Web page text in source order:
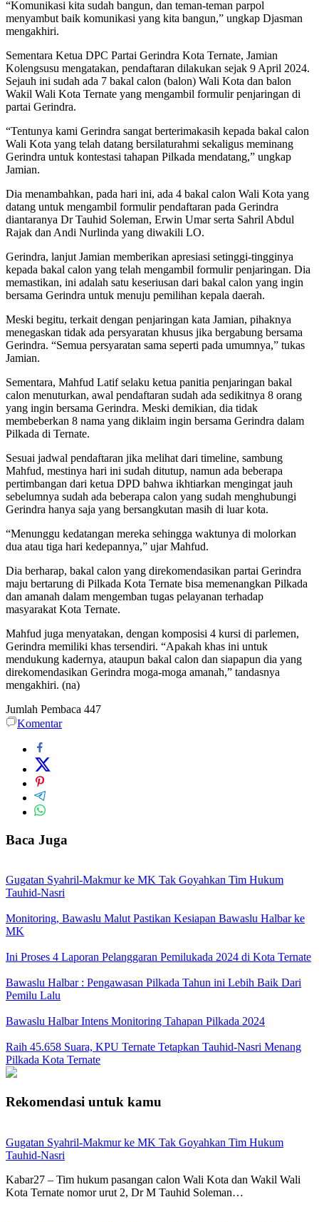
“Komunikasi kita sudah bangun, dan teman-teman parpol
menyambut baik komunikasi yang kita bangun,” ungkap Djasman
mengakhiri.
Sementara Ketua DPC Partai Gerindra Kota Ternate, Jamian
Kolengsusu mengatakan, pendaftaran dilakukan sejak 9 April 2024.
Sejauh ini sudah ada 7 bakal calon (balon) Wali Kota dan balon
Wakil Wali Kota Ternate yang mengambil formulir penjaringan di
partai Gerindra.
“Tentunya kami Gerindra sangat berterimakasih kepada bakal calon
Wali Kota yang telah datang bersilaturahmi sekaligus meminang
Gerindra untuk kontestasi tahapan Pilkada mendatang,” ungkap
Jamian.
Dia menambahkan, pada hari ini, ada 4 bakal calon Wali Kota yang
datang untuk mengambil formulir pendaftaran pada Gerindra
diantaranya Dr Tauhid Soleman, Erwin Umar serta Sahril Abdul
Rajak dan Andi Nurlinda yang diwakili LO.
Gerindra, lanjut Jamian memberikan apresiasi setinggi-tingginya
kepada bakal calon yang telah mengambil formulir penjaringan. Dia
memastikan, ini adalah satu keseriusan dari bakal calon yang ingin
bersama Gerindra untuk menuju pemilihan kepala daerah.
Meski begitu, terkait dengan penjaringan kata Jamian, pihaknya
menegaskan tidak ada persyaratan khusus jika bergabung bersama
Gerindra. “Semua persyaratan sama seperti pada umumnya,” tukas
Jamian.
Sementara, Mahfud Latif selaku ketua panitia penjaringan bakal
calon menuturkan, awal pendaftaran sudah ada sedikitnya 8 orang
yang ingin bersama Gerindra. Meski demikian, dia tidak
membeberkan 8 nama yang diklaim ingin bersama Gerindra dalam
Pilkada di Ternate.
Sesuai jadwal pendaftaran jika melihat dari timeline, sambung
Mahfud, mestinya hari ini sudah ditutup, namun ada beberapa
pertimbangan dari ketua DPD bahwa ikhtiarkan mengingat jauh
sebelumnya sudah ada beberapa calon yang sudah menghubungi
Gerindra hanya saja yang bersangkutan masih di luar kota.
“Menunggu kedatangan mereka sehingga waktunya di molorkan
dua atau tiga hari kedepannya,” ujar Mahfud.
Dia berharap, bakal calon yang direkomendasikan partai Gerindra
maju bertarung di Pilkada Kota Ternate bisa memenangkan Pilkada
dan amanah dalam mengemban tugas pelayanan terhadap
masyarakat Kota Ternate.
Mahfud juga menyatakan, dengan komposisi 4 kursi di parlemen,
Gerindra memiliki khas tersendiri. “Apakah khas ini untuk
mendukung kadernya, ataupun bakal calon dan siapapun dia yang
direkomendasikan Gerindra moga-moga amanah,” tandasnya
mengakhiri. (na)
Jumlah Pembaca 447
Komentar
Baca Juga
Gugatan Syahril-Makmur ke MK Tak Goyahkan Tim Hukum
Tauhid-Nasri
Monitoring, Bawaslu Malut Pastikan Kesiapan Bawaslu Halbar ke
MK
Ini Proses 4 Laporan Pelanggaran Pemilukada 2024 di Kota Ternate
Bawaslu Halbar : Pengawasan Pilkada Tahun ini Lebih Baik Dari
Pemilu Lalu
Bawaslu Halbar Intens Monitoring Tahapan Pilkada 2024
Raih 45.658 Suara, KPU Ternate Tetapkan Tauhid-Nasri Menang
Pilkada Kota Ternate
Rekomendasi untuk kamu
Gugatan Syahril-Makmur ke MK Tak Goyahkan Tim Hukum
Tauhid-Nasri
Kabar27 – Tim hukum pasangan calon Wali Kota dan Wakil Wali
Kota Ternate nomor urut 2, Dr M Tauhid Soleman…